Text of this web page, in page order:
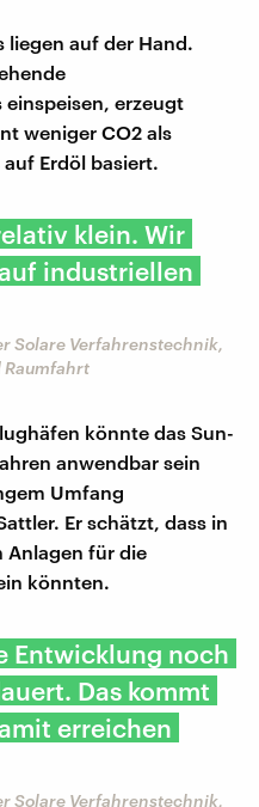
liegen auf der Hand.
erzeugt
weniger CO2 als
Erdöl basiert.
klein. Wir
industriellen
Solare Verfahrenstechnik,
Raumfahrt
könnte das Sun-
anwendbar sein
Umfang
Er schätzt, dass in
Anlagen für die
könnten.
Entwicklung noch
Das kommt
erreichen
Solare Verfahrenstechnik,